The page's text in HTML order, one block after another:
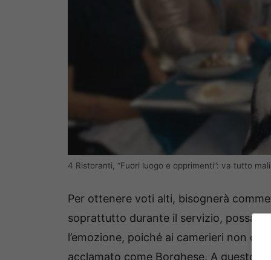
4 Ristoranti, “Fuori luogo e opprimenti”: va tutto
Per ottenere voti alti, bisognerà
soprattutto durante il servizio,
l’emozione, poiché ai camerieri non
acclamato come Borghese. A questo